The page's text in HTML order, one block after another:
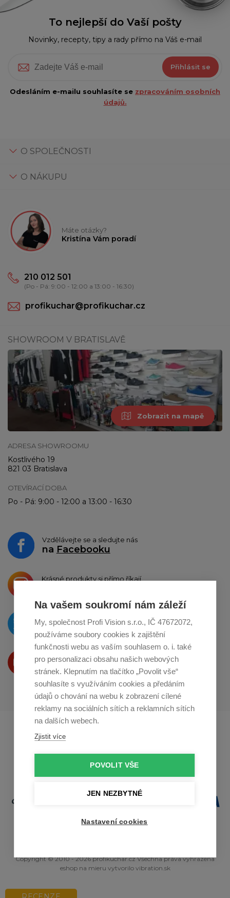
Na vašem soukromí nám záleží
My, společnost Profi Vision s.r.o., IČ 47672072,
používáme soubory cookies k zajištění
funkčnosti webu as vaším souhlasem o. i. také
pro personalizaci obsahu našich webových
stránek. Klepnutím na tlačítko „Povolit vše“
souhlasíte s využíváním cookies a předáním
údajů o chování na webu k zobrazení cílené
reklamy na sociálních sítích a reklamních sítích
na dalších webech.
Zjistit více
POVOLIT VŠE
JEN NEZBYTNÉ
Nastavení cookies
To nejlepší do Vaší pošty
Novinky, recepty, tipy a rady přímo na Váš e-mail
Přihlásit se
Odesláním e-mailu souhlasíte se zpracováním osobních
údajů.
O SPOLEČNOSTI
O NÁKUPU
Máte otázky?
Kristína Vám poradí
210 012 501
(Po - Pá: 9:00 - 12:00 a 13:00 - 16:30)
profikuchar@profikuchar.cz
SHOWROOM V BRATISLAVĚ
Zobrazit na mapě
ADRESA SHOWROOMU
Kostlivého 19
821 03 Bratislava
OTEVÍRACÍ DOBA
Po - Pá: 9:00 - 12:00 a 13:00 - 16:30
Vzdělávejte se a sledujte nás
na Facebooku
Krásné produkty si přímo říkají
O novinkách píšeme
naTwitteru
Produkty Vám představujeme
na Youtube
Profikuchar.sk
Copyright © 2010 - 2026 profikuchar.cz Všechna práva vyhrazena
eshop na mieru vytvorilo vibration.sk